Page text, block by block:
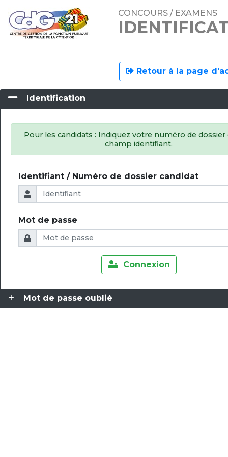
CONCOURS / EXAMENS
Retour à la page
Identification
Pour les candidats : Indiquez votre numéro de dossier
champ identifiant.
Identifiant / Numéro de dossier candidat
Mot de passe
Connexion
Mot de passe oublié